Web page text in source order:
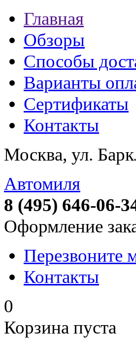
Главная
Обзоры
Способы
Варианты
Сертификаты
Контакты
Москва, ул.
Автомиля
8 (495) 646-06-
Оформление
Перезвоните
Контакты
0
Корзина пуста